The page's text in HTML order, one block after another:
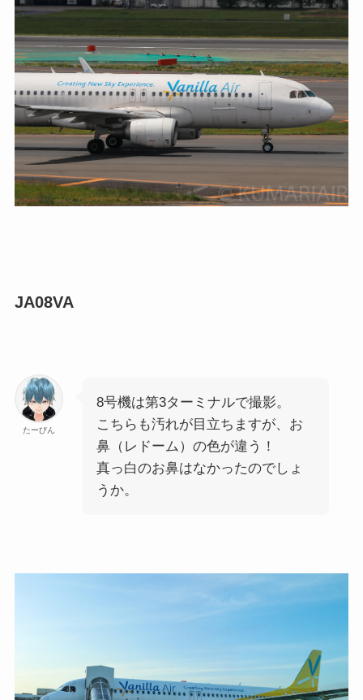
JA08VA
たーびん
8号機は第3ターミナルで撮影。
こちらも汚れが目立ちますが、お
鼻（レドーム）の色が違う！
真っ白のお鼻はなかったのでしょ
うか。